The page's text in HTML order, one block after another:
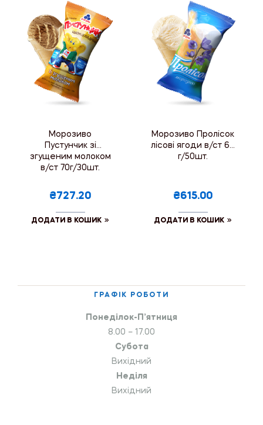
Морозиво
Пустунчик зі
згущеним молоком
в/ст 70г/30шт.
₴727.20
ДОДАТИ В КОШИК
Морозиво Пролісок
лісові ягоди в/ст 60
г/50шт.
₴615.00
ДОДАТИ В КОШИК
ГРАФІК РОБОТИ
Понеділок-П’ятниця
8.00 – 17.00
Субота
Вихідний
Неділя
Вихідний